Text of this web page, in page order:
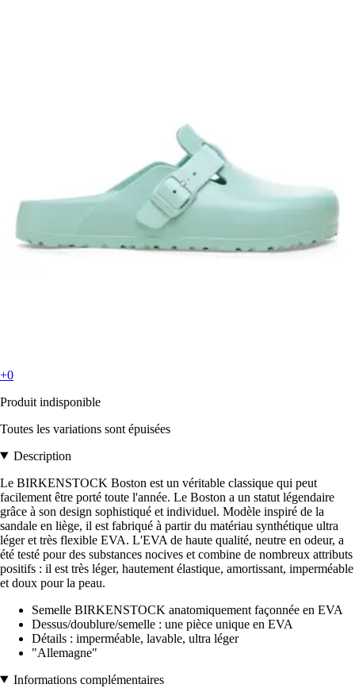
+0
Produit indisponible
Toutes les variations sont épuisées
Description
Le BIRKENSTOCK Boston est un véritable classique qui peut
facilement être porté toute l'année. Le Boston a un statut légendaire
grâce à son design sophistiqué et individuel. Modèle inspiré de la
sandale en liège, il est fabriqué à partir du matériau synthétique ultra
léger et très flexible EVA. L'EVA de haute qualité, neutre en odeur, a
été testé pour des substances nocives et combine de nombreux attributs
positifs : il est très léger, hautement élastique, amortissant, imperméable
et doux pour la peau.
Semelle BIRKENSTOCK anatomiquement façonnée en EVA
Dessus/doublure/semelle : une pièce unique en EVA
Détails : imperméable, lavable, ultra léger
"Allemagne"
Informations complémentaires